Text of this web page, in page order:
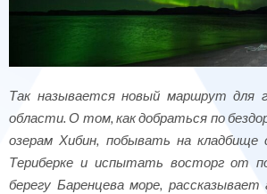
Так называется новый маршрут для
области. О том, как добраться по
озерам Хибин, побывать на кладбище
Териберке и испытать восторг от
берегу Баренцева море,